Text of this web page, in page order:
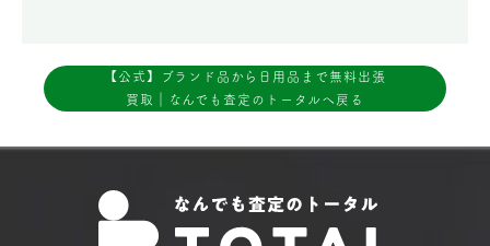
【公式】ブランド品から日用品まで無料出張
買取｜なんでも査定のトータルへ戻る